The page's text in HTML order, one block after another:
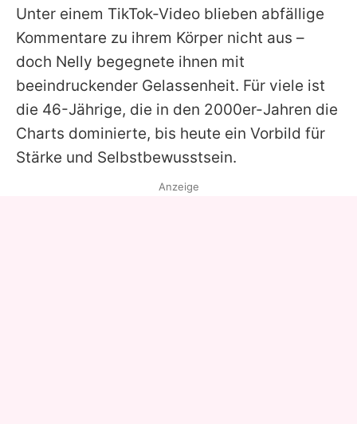
Datenschutzerklärung
Nutzungsbedingungen
Utiq verwalten
Unter einem TikTok-Video blieben abfällige
Kommentare zu ihrem Körper nicht aus –
doch Nelly begegnete ihnen mit
beeindruckender Gelassenheit. Für viele ist
die 46-Jährige, die in den 2000er-Jahren die
Charts dominierte, bis heute ein Vorbild für
Stärke und Selbstbewusstsein.
Anzeige